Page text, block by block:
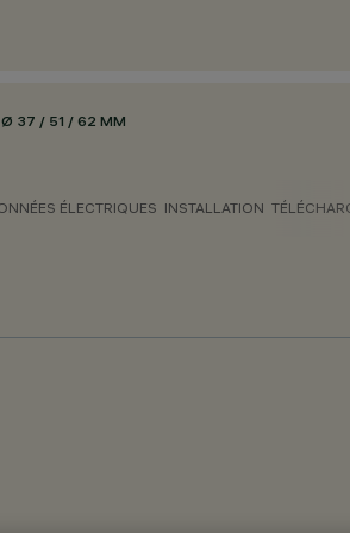
Ø 37 / 51 / 62 MM
ÉLECTRIQUES INSTALLATION